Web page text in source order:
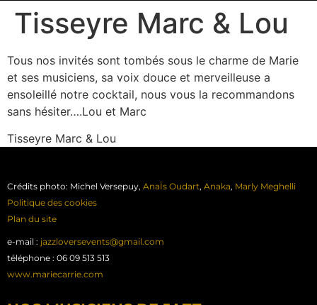
Tisseyre Marc & Lou
Tous nos invités sont tombés sous le charme de Marie
et ses musiciens, sa voix douce et merveilleuse a
ensoleillé notre cocktail, nous vous la recommandons
sans hésiter….Lou et Marc
Tisseyre Marc & Lou
Crédits photo: Michel Versepuy, AnaÏs Oudart, Anaka, Marly Meghelli
Politique des cookies
Plan du site
e-mail : jazzloversevents@gmail.com
téléphone : 06 09 513 513
www.mariecarrie.com